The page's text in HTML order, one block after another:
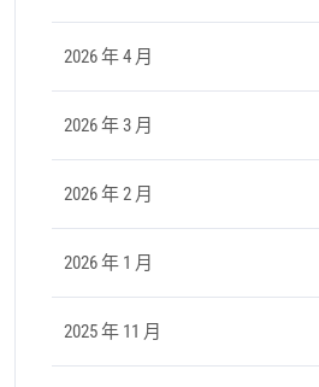
2026 年 4 月
2026 年 3 月
2026 年 2 月
2026 年 1 月
2025 年 11 月